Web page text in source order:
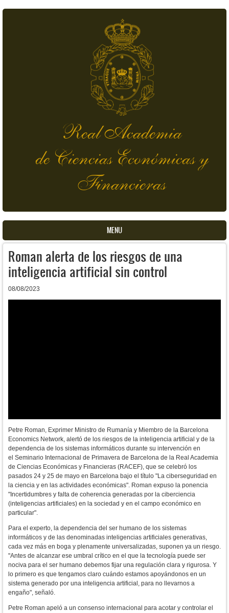
Real Academia
de Ciencias Económicas y
Financieras
MENU
Roman alerta de los riesgos de una
inteligencia artificial sin control
08/08/2023
Petre Roman, Exprimer Ministro de Rumanía y Miembro de la Barcelona
Economics Network, alertó de los riesgos de la inteligencia artificial y de la
dependencia de los sistemas informáticos durante su intervención en
el Seminario Internacional de Primavera de Barcelona de la Real Academia
de Ciencias Económicas y Financieras (RACEF), que se celebró los
pasados 24 y 25 de mayo en Barcelona bajo el título "La ciberseguridad en
la ciencia y en las actividades económicas". Roman expuso la ponencia
" Incertidumbres y falta de coherencia generadas por la ciberciencia
(inteligencias artificiales) en la sociedad y en el campo económico en
particular".
Para el experto, la dependencia del ser humano de los sistemas
informáticos y de las denominadas inteligencias artificiales generativas,
cada vez más en boga y plenamente universalizadas, suponen ya un riesgo.
"Antes de alcanzar ese umbral crítico en el que la tecnología puede ser
nociva para el ser humano debemos fijar una regulación clara y rigurosa. Y
lo primero es que tengamos claro cuándo estamos apoyándonos en un
sistema generado por una inteligencia artificial, para no llevarnos a
engaño", señaló.
Petre Roman apeló a un consenso internacional para acotar y controlar el